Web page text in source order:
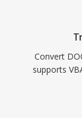
Convert
supports